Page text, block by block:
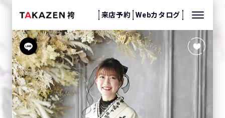
来店予約 Webカタログ